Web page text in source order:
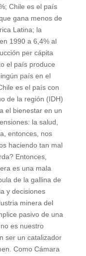
Chile es el país
gana menos de
Latina; la
1990 a 6,4% al
per cápita
el país produce
país en el
es el país con
de la región (IDH)
el bienestar en un
la salud,
entonces, nos
haciendo tan mal
Entonces,
es una mala
de la gallina de
y decisiones
minera del
pasivo de una
es nuestro
ser un catalizador
Como Cámara